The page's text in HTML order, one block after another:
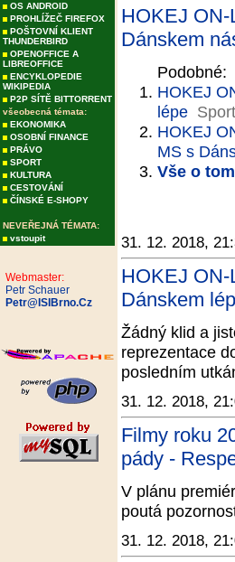
OS ANDROID
PROHLÍŽEČ FIREFOX
POŠTOVNÍ KLIENT
THUNDERBIRD
OPENOFFICE A
LIBREOFFICE
ENCYKLOPEDIE
WIKIPEDIA
P2P SÍTĚ BITTORRENT
všeobecná témata:
EKONOMIKA
OSOBNÍ FINANCE
PRÁVO
SPORT
KULTURA
CESTOVÁNÍ
ČÍNSKÉ E-SHOPY
NEVEŘEJNÁ TÉMATA:
vstoupit
Webmaster:
Petr Schauer
Petr@ISIBrno.Cz
HOKEJ
Dánskem
Podobné:
HOKEJ
lépe
HOKEJ
MS s
Vše o
31. 12. 2018,
HOKEJ
Dánskem
Žádný klid a
reprezentace
posledním
31. 12. 2018,
Filmy roku
pády -
V plánu
poutá
31. 12. 2018,